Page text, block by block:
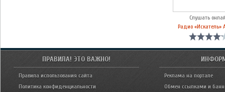
Слушать
Радио «Искатель»
ПРАВИЛА! ЭТО ВАЖНО!
Правила использования сайта
Политика конфиденциальности
Реклама на портале
Обмен ссылками и